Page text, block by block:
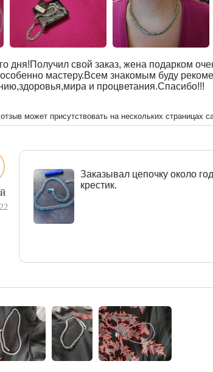
дня!Получил свой заказ, жена подарком
мастеру.Всем знакомым буду
и процветания.Спасибо!!!
может присутствовать на нескольких страницах
Заказывал цепочку около
крестик.